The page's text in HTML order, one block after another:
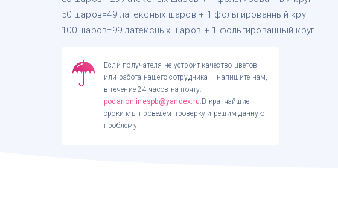
50 шаров=49 латексных шаров + 1 фольгированный круг
100 шаров=99 латексных шаров + 1 фольгированный круг.
Если получателя не устроит качество цветов
или работа нашего сотрудника – напишите нам,
в течение 24 часов на почту:
podarionlinespb@yandex.ru.В кратчайшие
сроки мы проведем проверку и решим данную
проблему